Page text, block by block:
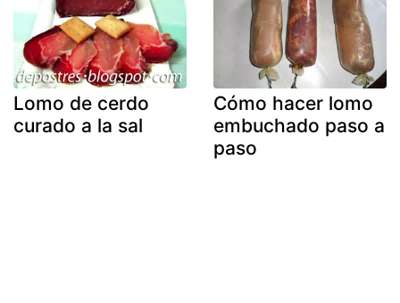
Lomo de cerdo
curado a la sal
Cómo hacer lomo
embuchado paso a
paso